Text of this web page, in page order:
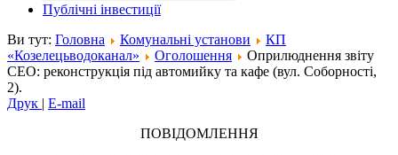
Публічні інвестиції
Ви тут: Головна Комунальні установи
КП
«Козелецьводоканал»
Оголошення
Оприлюднення звіту
СЕО: реконструкція під автомийку та кафе (вул. Соборності,
2).
Друк | E-mail
ПОВІДОМЛЕННЯ